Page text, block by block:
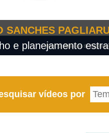
SANCHES
e planejamento
vídeos por